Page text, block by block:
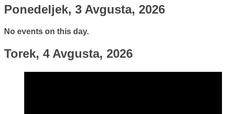
Ponedeljek, 3 Avgusta, 2026
No events on this day.
Torek, 4 Avgusta, 2026